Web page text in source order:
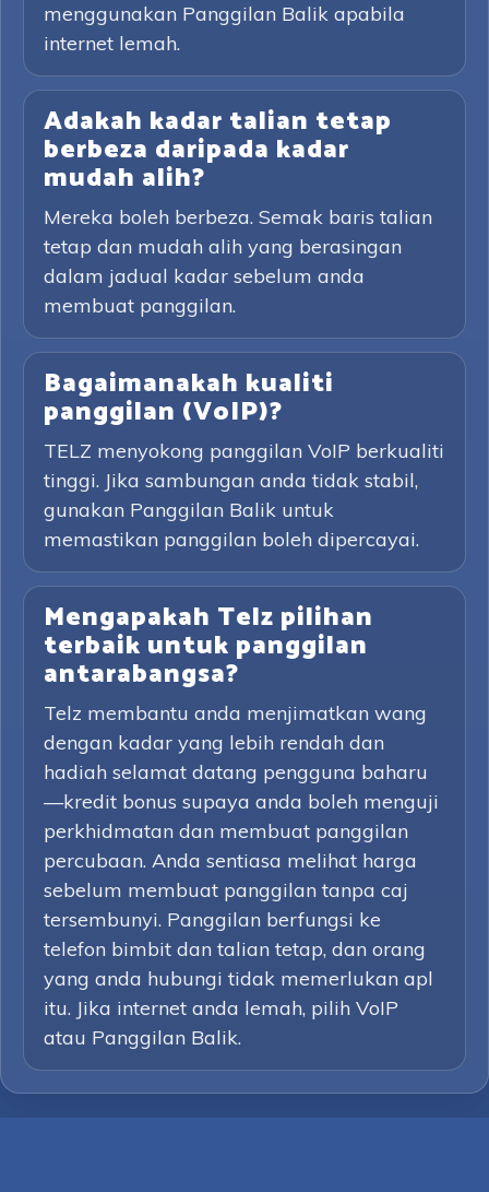
menggunakan Panggilan Balik apabila
internet lemah.
Adakah kadar talian tetap
berbeza daripada kadar
mudah alih?
Mereka boleh berbeza. Semak baris talian
tetap dan mudah alih yang berasingan
dalam jadual kadar sebelum anda
membuat panggilan.
Bagaimanakah kualiti
panggilan (VoIP)?
TELZ menyokong panggilan VoIP berkualiti
tinggi. Jika sambungan anda tidak stabil,
gunakan Panggilan Balik untuk
memastikan panggilan boleh dipercayai.
Mengapakah Telz pilihan
terbaik untuk panggilan
antarabangsa?
Telz membantu anda menjimatkan wang
dengan kadar yang lebih rendah dan
hadiah selamat datang pengguna baharu
—kredit bonus supaya anda boleh menguji
perkhidmatan dan membuat panggilan
percubaan. Anda sentiasa melihat harga
sebelum membuat panggilan tanpa caj
tersembunyi. Panggilan berfungsi ke
telefon bimbit dan talian tetap, dan orang
yang anda hubungi tidak memerlukan apl
itu. Jika internet anda lemah, pilih VoIP
atau Panggilan Balik.